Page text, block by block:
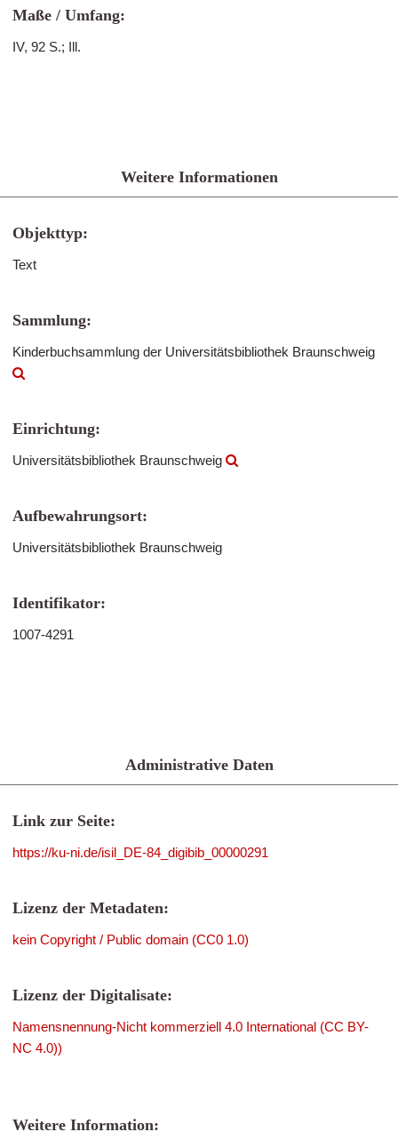
Maße / Umfang:
IV, 92 S.; Ill.
Weitere Informationen
Objekttyp:
Text
Sammlung:
Kinderbuchsammlung der Universitätsbibliothek Braunschweig
Einrichtung:
Universitätsbibliothek Braunschweig
Aufbewahrungsort:
Universitätsbibliothek Braunschweig
Identifikator:
1007-4291
Administrative Daten
Link zur Seite:
https://ku-ni.de/isil_DE-84_digibib_00000291
Lizenz der Metadaten:
kein Copyright / Public domain (CC0 1.0)
Lizenz der Digitalisate:
Namensnennung-Nicht kommerziell 4.0 International (CC BY-
NC 4.0))
Weitere Information: